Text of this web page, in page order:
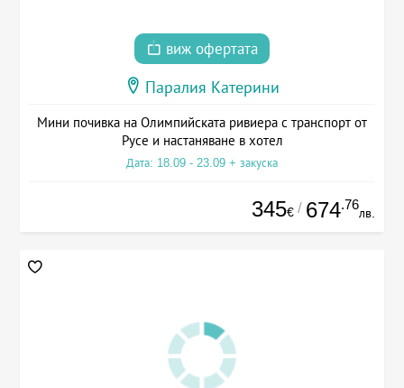
виж офертата
Паралия Катерини
Мини почивка на Олимпийската ривиера с транспорт от
Русе и настаняване в хотел
Дата: 18.09 - 23.09 + закуска
345€ / 674.76
лв.